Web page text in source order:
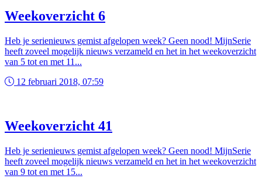
Weekoverzicht 6
Heb je serienieuws gemist afgelopen week? Geen nood! MijnSerie
heeft zoveel mogelijk nieuws verzameld en het in het weekoverzicht
van 5 tot en met 11...
12 februari 2018, 07:59
Weekoverzicht 41
Heb je serienieuws gemist afgelopen week? Geen nood! MijnSerie
heeft zoveel mogelijk nieuws verzameld en het in het weekoverzicht
van 9 tot en met 15...